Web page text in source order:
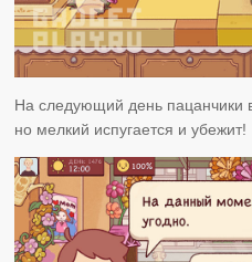
На следующий день пацанчики
но мелкий испугается и убежит!